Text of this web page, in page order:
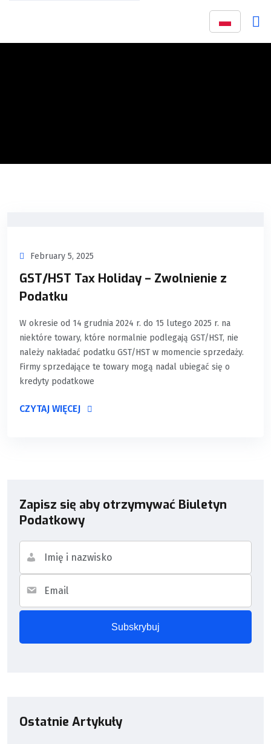
February 5, 2025
GST/HST Tax Holiday – Zwolnienie z
Podatku
W okresie od 14 grudnia 2024 r. do 15 lutego 2025 r. na
niektóre towary, które normalnie podlegają GST/HST, nie
należy nakładać podatku GST/HST w momencie sprzedaży.
Firmy sprzedające te towary mogą nadal ubiegać się o
kredyty podatkowe
CZYTAJ WIĘCEJ
Zapisz się aby otrzymywać Biuletyn
Podatkowy
Ostatnie Artykuły